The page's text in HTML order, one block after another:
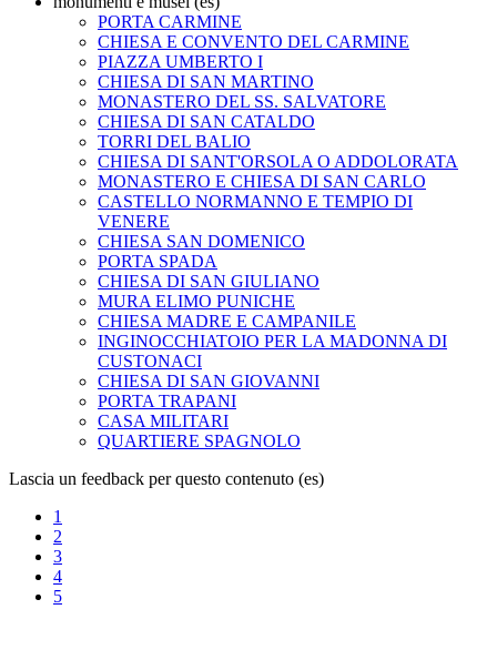
PORTA CARMINE
CHIESA E CONVENTO DEL CARMINE
PIAZZA UMBERTO I
CHIESA DI SAN MARTINO
MONASTERO DEL SS. SALVATORE
CHIESA DI SAN CATALDO
TORRI DEL BALIO
CHIESA DI SANT'ORSOLA O ADDOLORATA
MONASTERO E CHIESA DI SAN CARLO
CASTELLO NORMANNO E TEMPIO DI
VENERE
CHIESA SAN DOMENICO
PORTA SPADA
CHIESA DI SAN GIULIANO
MURA ELIMO PUNICHE
CHIESA MADRE E CAMPANILE
INGINOCCHIATOIO PER LA MADONNA DI
CUSTONACI
CHIESA DI SAN GIOVANNI
PORTA TRAPANI
CASA MILITARI
QUARTIERE SPAGNOLO
Lascia un feedback per questo contenuto (es)
1
2
3
4
5